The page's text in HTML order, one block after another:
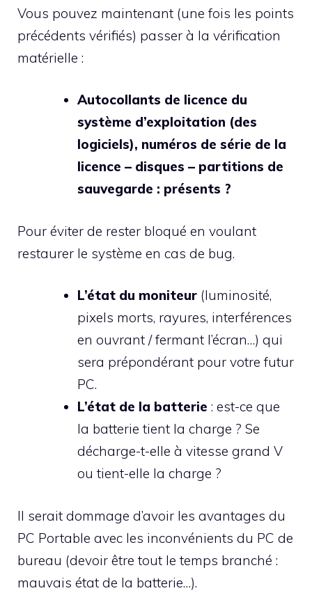
Vous pouvez maintenant (une fois les points
précédents vérifiés) passer à la vérification
matérielle :
Autocollants de licence du
système d’exploitation (des
logiciels), numéros de série de la
licence – disques – partitions de
sauvegarde : présents ?
Pour éviter de rester bloqué en voulant
restaurer le système en cas de bug.
L’état du moniteur(luminosité,
pixels morts, rayures, interférences
en ouvrant / fermant l’écran…) qui
sera prépondérant pour votre futur
PC.
L’état de la batterie : est-ce que
la batterie tient la charge ? Se
décharge-t-elle à vitesse grand V
ou tient-elle la charge ?
Il serait dommage d’avoir les avantages du
PC Portable avec les inconvénients du PC de
bureau (devoir être tout le temps branché :
mauvais état de la batterie…).